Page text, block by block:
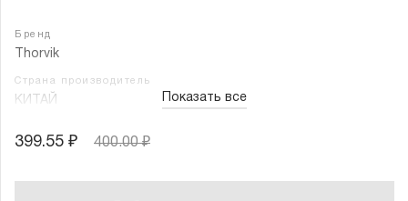
Бренд
Thorvik
Страна производитель
КИТАЙ Показать все
399.55 ₽ 400.00 ₽